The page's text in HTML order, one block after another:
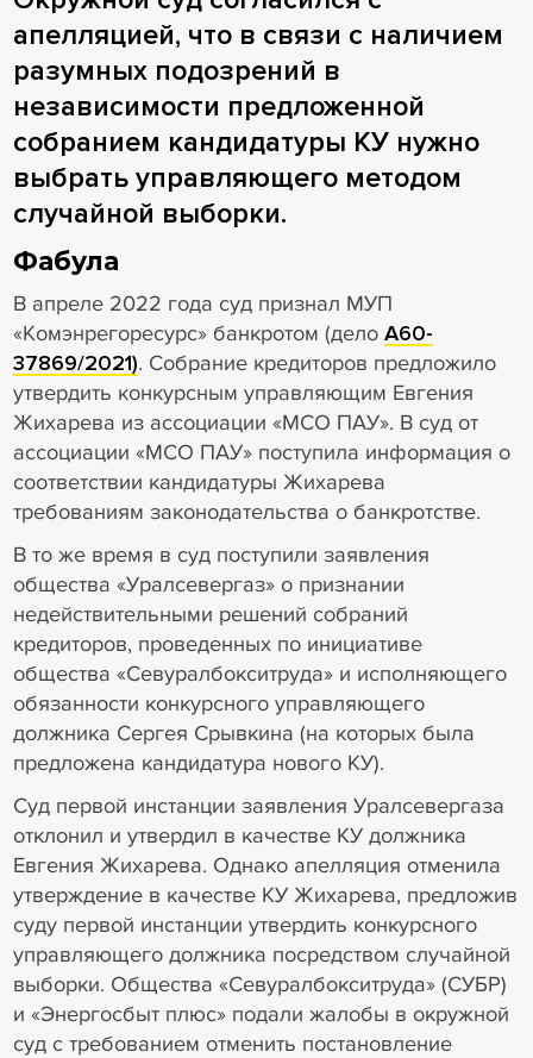
апелляцией, что в связи с наличием
разумных подозрений в
независимости предложенной
собранием кандидатуры КУ нужно
выбрать управляющего методом
случайной выборки.
Фабула
В апреле 2022 года суд признал МУП
«Комэнрегоресурс» банкротом (дело А60-
37869/2021). Собрание кредиторов предложило
утвердить конкурсным управляющим Евгения
Жихарева из ассоциации «МСО ПАУ». В суд от
ассоциации «МСО ПАУ» поступила информация о
соответствии кандидатуры Жихарева
требованиям законодательства о банкротстве.
В то же время в суд поступили заявления
общества «Уралсевергаз» о признании
недействительными решений собраний
кредиторов, проведенных по инициативе
общества «Севуралбокситруда» и исполняющего
обязанности конкурсного управляющего
должника Сергея Срывкина (на которых была
предложена кандидатура нового КУ).
Суд первой инстанции заявления Уралсевергаза
отклонил и утвердил в качестве КУ должника
Евгения Жихарева. Однако апелляция отменила
утверждение в качестве КУ Жихарева, предложив
суду первой инстанции утвердить конкурсного
управляющего должника посредством случайной
выборки. Общества «Севуралбокситруда» (СУБР)
и «Энергосбыт плюс» подали жалобы в окружной
суд с требованием отменить постановление